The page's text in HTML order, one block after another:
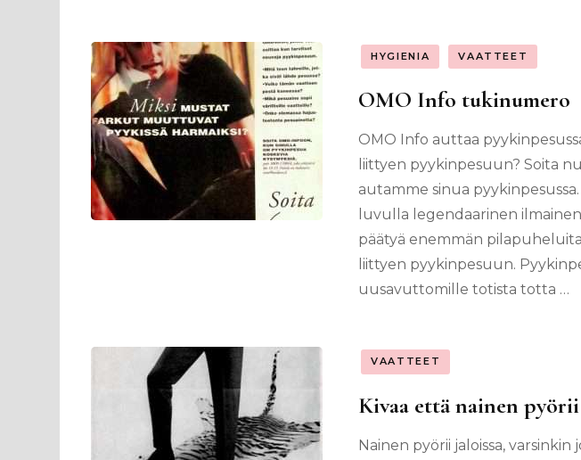
HYGIENIA VAATTEET
OMO Info tukinumero
OMO Info auttaa
liittyen pyykinpesuun? Soita
autamme sinua
luvulla legendaarinen
päätyä enemmän
liittyen pyykinpesuun.
uusavuttomille totista totta …
VAATTEET
Kivaa että nainen
Nainen pyörii jaloissa,